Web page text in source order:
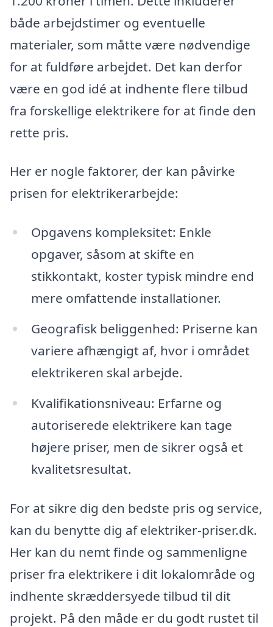
både arbejdstimer og eventuelle
materialer, som måtte være nødvendige
for at fuldføre arbejdet. Det kan derfor
være en god idé at indhente flere tilbud
fra forskellige elektrikere for at finde den
rette pris.
Her er nogle faktorer, der kan påvirke
prisen for elektrikerarbejde:
Opgavens kompleksitet: Enkle
opgaver, såsom at skifte en
stikkontakt, koster typisk mindre end
mere omfattende installationer.
Geografisk beliggenhed: Priserne kan
variere afhængigt af, hvor i området
elektrikeren skal arbejde.
Kvalifikationsniveau: Erfarne og
autoriserede elektrikere kan tage
højere priser, men de sikrer også et
kvalitetsresultat.
For at sikre dig den bedste pris og service,
kan du benytte dig af elektriker-priser.dk.
Her kan du nemt finde og sammenligne
priser fra elektrikere i dit lokalområde og
indhente skræddersyede tilbud til dit
projekt. På den måde er du godt rustet til